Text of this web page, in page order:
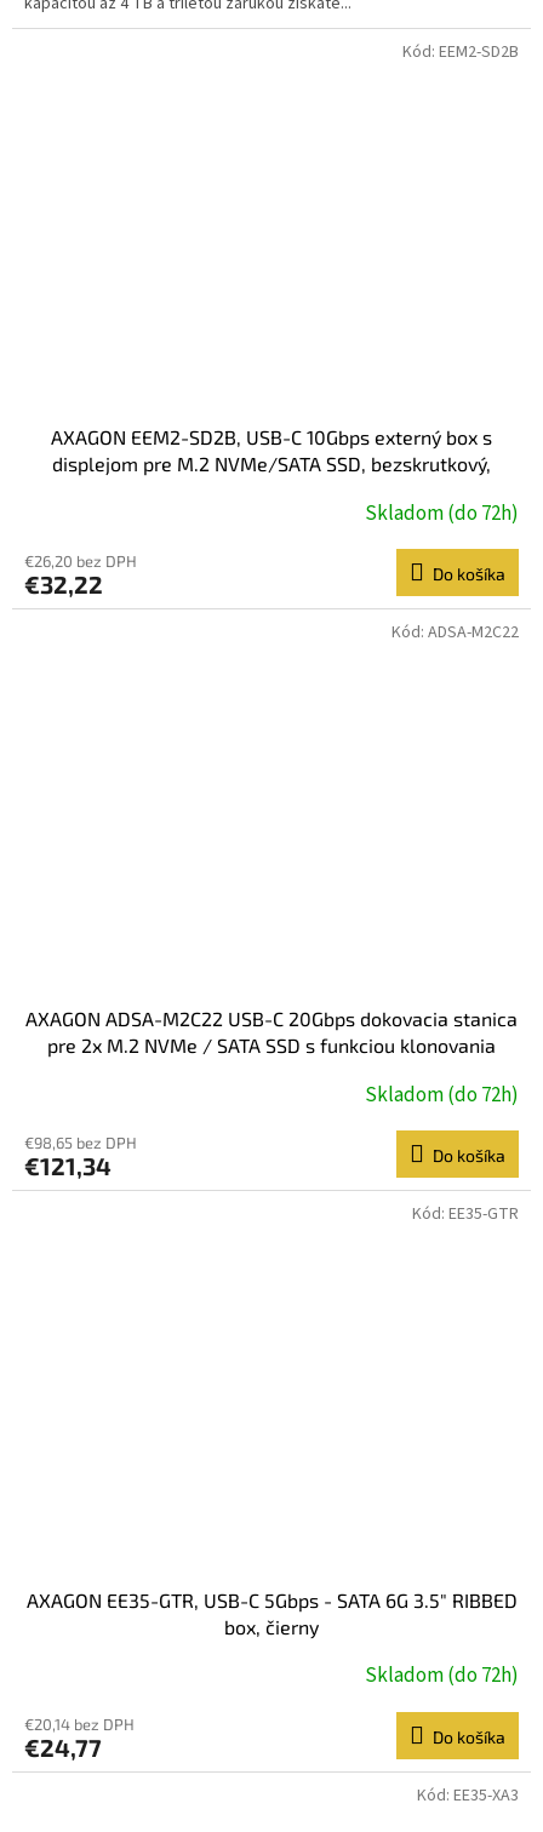
AXAGON EEM2-SD2B, USB-C 10Gbps externý box s
displejom pre M.2 NVMe/SATA SSD, bezskrutkový,
Skladom (do 72h)
€26,20 bez DPH
€32,22 Do košíka
Kód: EEM2-SD2B
AXAGON ADSA-M2C22 USB-C 20Gbps dokovacia stanica
pre 2x M.2 NVMe / SATA SSD s funkciou klonovania
Skladom (do 72h)
€98,65 bez DPH
€121,34 Do košíka
Kód: ADSA-M2C22
AXAGON EE35-GTR, USB-C 5Gbps - SATA 6G 3.5" RIBBED
box, čierny
Skladom (do 72h)
€20,14 bez DPH
€24,77 Do košíka
Kód: EE35-GTR
Kód: EE35-XA3